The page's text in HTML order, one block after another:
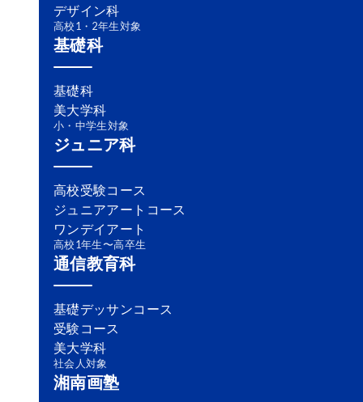
デザイン科
高校1・2年生対象
基礎科
基礎科
美大学科
小・中学生対象
ジュニア科
高校受験コース
ジュニアアートコース
ワンデイアート
高校1年生〜高卒生
通信教育科
基礎デッサンコース
受験コース
美大学科
社会人対象
湘南画塾